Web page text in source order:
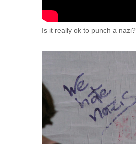
Is it really ok to punch a nazi?